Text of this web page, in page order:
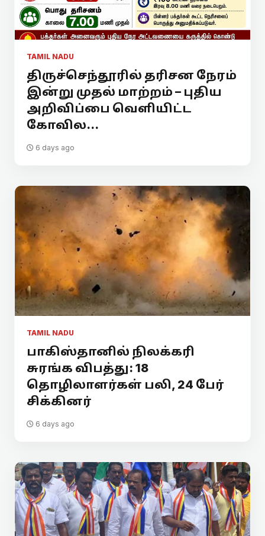
TAMIL NADU
திருச்செந்தூரில் தரிசன நேரம்
இன்று முதல் மாற்றம் – புதிய
அறிவிப்பை வெளியிட்ட
கோவில...
6 days ago
TAMIL NADU
பாகிஸ்தானில் நிலக்கரி
சுரங்க விபத்து: 18
தொழிலாளர்கள் பலி, 24 பேர்
சிக்கினர்
6 days ago